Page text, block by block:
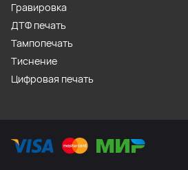
Гравировка
ДТФ печать
Тампопечать
Тиснение
Цифровая печать